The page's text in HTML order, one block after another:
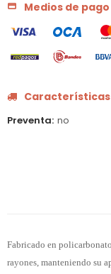
Medios de pago
Características
Preventa no
Fabricado en
rayones, manteniendo su